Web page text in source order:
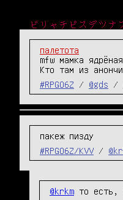
ビリャチピスデツナ
палетота
mfw мамка
Кто там из
#RPGO6Z
/ @gds /
пакеж пизду
#RPGO6Z/KVV
/
@krkm то есть,